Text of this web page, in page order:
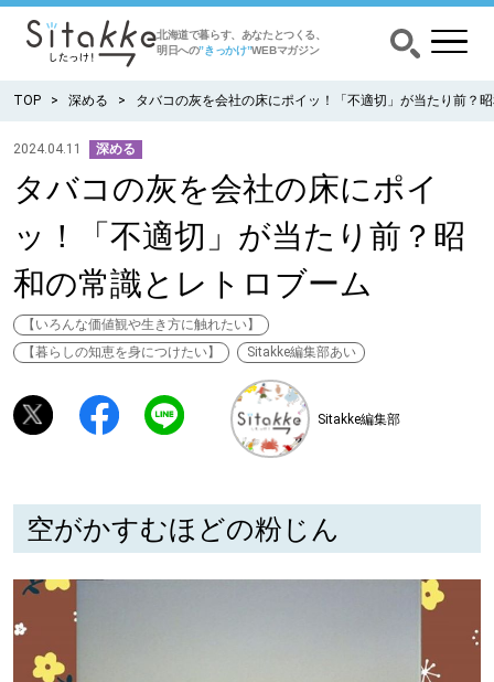
北海道で暮らす、あなたとつくる、
明日への”きっかけ”WEBマガジン
CATEGORY カテゴリー
食べる
出かける
みがく
深める
ゆるむ
SitakkeTV
TOP 深める タバコの灰を会社の床にポイッ！「不適切」が当たり前？
2024.04.11 深める
タバコの灰を会社の床にポイ
ッ！「不適切」が当たり前？昭
和の常識とレトロブーム
【いろんな価値観や生き方に触れたい】
【暮らしの知恵を身につけたい】
Sitakke編集部あい
Sitakke編集部
空がかすむほどの粉じん